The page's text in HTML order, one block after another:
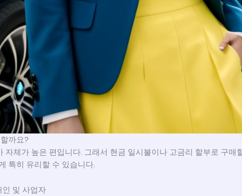
까요?
자체가 높은 편입니다. 그래서 현금 일시불이나 고금리 할부로 구
특히 유리할 수 있습니다.
및 사업자